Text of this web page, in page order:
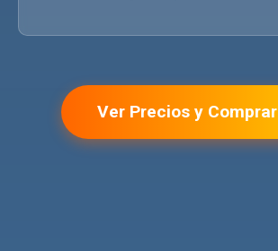
Ver Precios y Comprar